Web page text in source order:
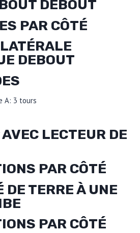
DEBOUT
PAR CÔTÉ
DEBOUT
A: 3 tours
LECTEUR DE
PAR CÔTÉ
DE TERRE À UNE
PAR CÔTÉ